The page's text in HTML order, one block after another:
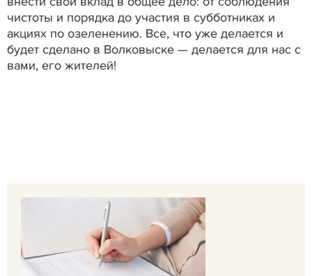
чистоты и порядка до участия в субботниках и
акциях по озеленению. Все, что уже делается и
будет сделано в Волковыске — делается для нас с
вами, его жителей!